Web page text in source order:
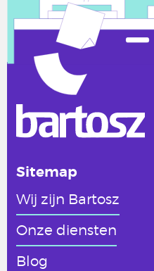
Sitemap
Wij zijn Bartosz
Onze diensten
Blog